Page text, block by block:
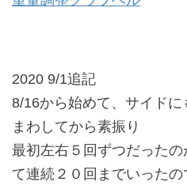
2020 9/1追記
8/16から始めて、サイド
まわしてから素振り
最初左右５回ずつだった
て連続２０回までいったの